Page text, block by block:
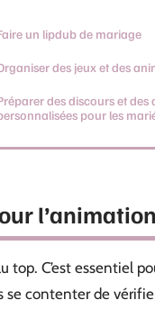
un lipdub de mariage
des jeux et des
des discours et des
pour les
top. C’est essentiel
se contenter de